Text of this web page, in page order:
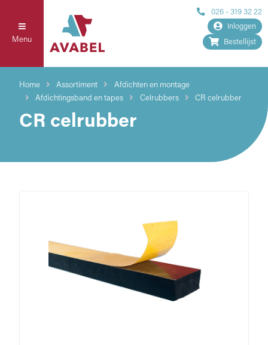
Menu
026 - 319 32 22
Inloggen
Bestellijst
Home Assortiment
Afdichten en montage
Afdichtingsband en tapes
Celrubbers CR celrubber
CR celrubber